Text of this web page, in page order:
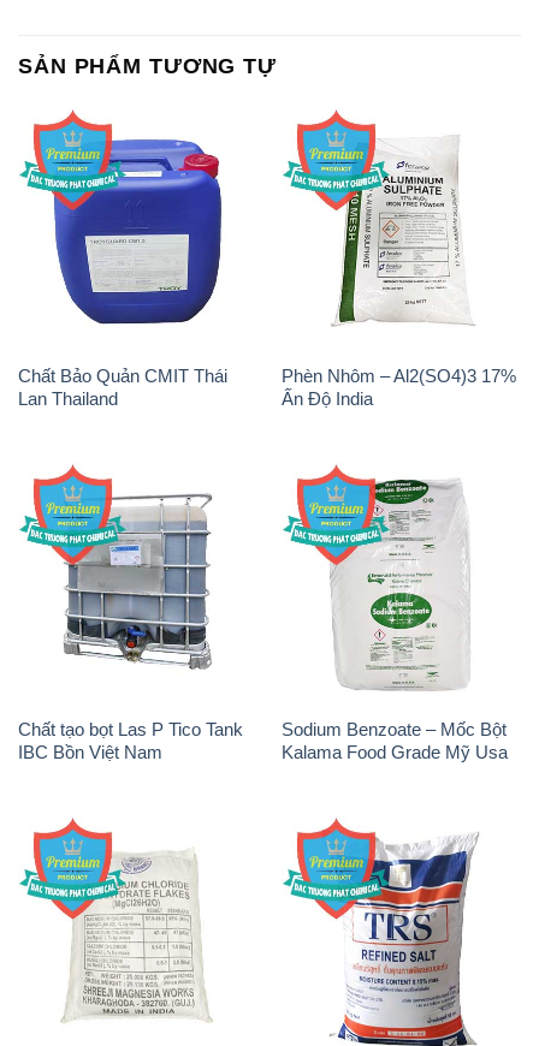
SẢN PHẨM TƯƠNG TỰ
Chất Bảo Quản CMIT Thái
Lan Thailand
Phèn Nhôm – Al2(SO4)3 17%
Ấn Độ India
Chất tạo bọt Las P Tico Tank
IBC Bồn Việt Nam
Sodium Benzoate – Mốc Bột
Kalama Food Grade Mỹ Usa